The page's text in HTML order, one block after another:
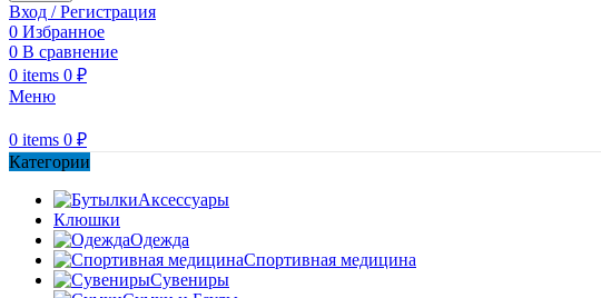
Вход / Регистрация
0 Избранное
0 В сравнение
0 items 0 ₽
Меню
0 items 0 ₽
Категории
Аксессуары
Клюшки
Одежда
Спортивная медицина
Сувениры